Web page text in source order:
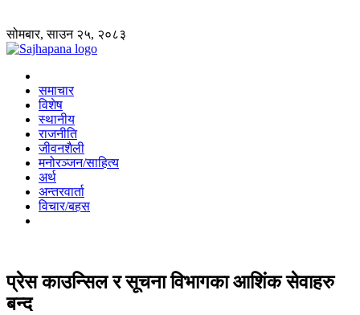
सोमबार, साउन २५, २०८३
समाचार
विशेष
स्थानीय
राजनीति
जीवनशैली
मनोरञ्जन/साहित्य
अर्थ
अन्तरवार्ता
विचार/बहस
प्रेस काउन्सिल र सूचना विभागका आशिंक सेवाहरु
बन्द